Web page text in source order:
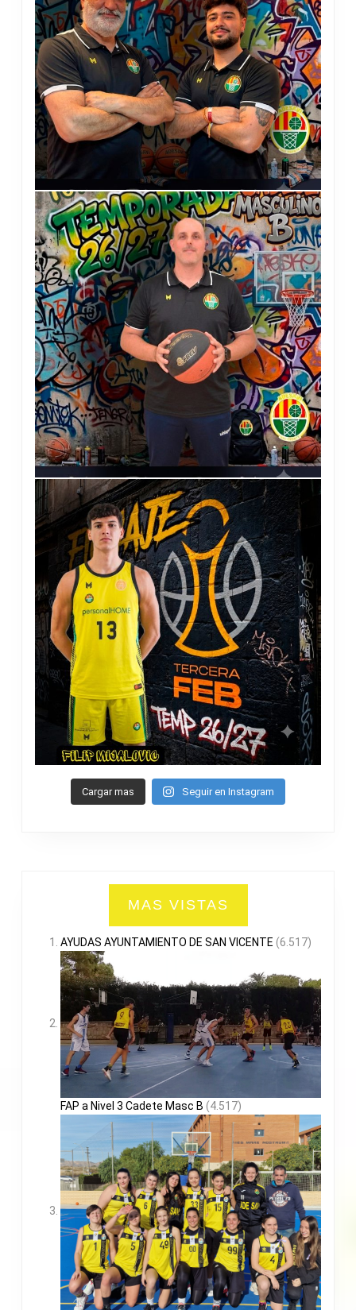
Cargar mas Seguir en Instagram
MAS VISTAS
AYUDAS AYUNTAMIENTO DE SAN VICENTE (6.517)
FAP a Nivel 3 Cadete Masc B (4.517)